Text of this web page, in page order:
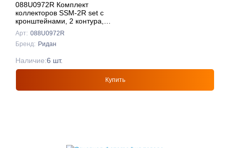
088U0972R Комплект
коллекторов SSM-2R set с
кронштейнами, 2 контура,
Ридан
Арт: 088U0972R
Бренд: Ридан
Купить
Наличие:6 шт.